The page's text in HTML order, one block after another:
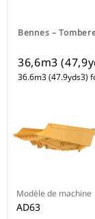
Bennes –
36,6m3
36.6m3 (47.9yds3)
Modèle de machine
AD63